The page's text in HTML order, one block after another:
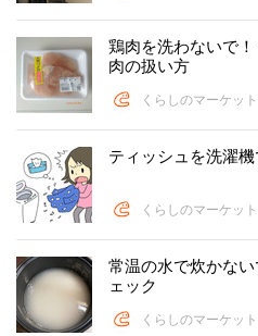
鶏肉を洗わないで
肉の扱い方
くらしのマーケット
ティッシュを洗濯
くらしのマーケット
常温の水で炊かな
ェック
くらしのマーケット